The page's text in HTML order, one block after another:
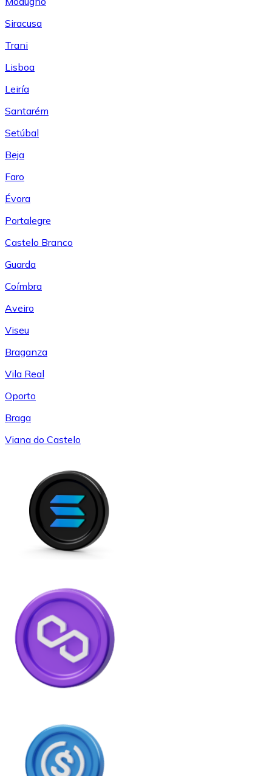
Siracusa
Trani
Lisboa
Leiría
Santarém
Setúbal
Beja
Faro
Évora
Portalegre
Castelo Branco
Guarda
Coímbra
Aveiro
Viseu
Braganza
Vila Real
Oporto
Braga
Viana do Castelo